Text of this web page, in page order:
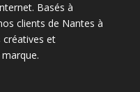
Basés à
clients de Nantes à
et